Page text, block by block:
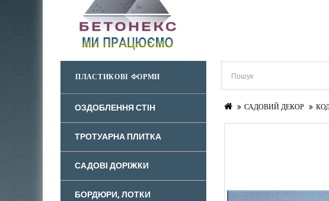
ПЛАСТИКОВІ ФОРМИ
ОЗДОБЛЕННЯ СТІН
ТРОТУАРНА ПЛИТКА
САДОВІ ДОРІЖКИ
БОРДЮРИ, ЛОТКИ
САДОВИЙ ДЕКОР